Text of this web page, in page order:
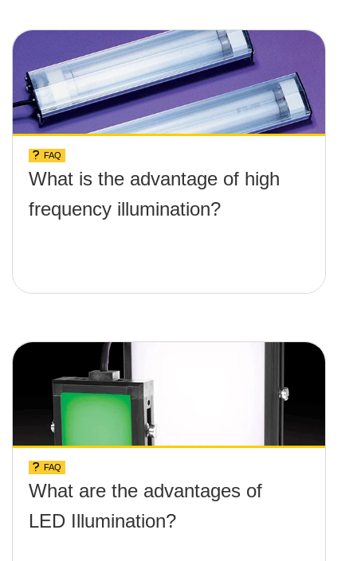
FAQ
What is the advantage of high
frequency illumination?
FAQ
What are the advantages of
LED Illumination?